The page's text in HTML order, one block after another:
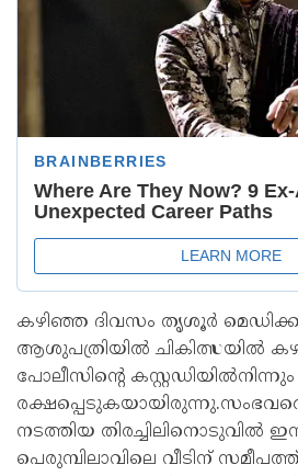
കഴിഞ്ഞ ദിവസം തൃശൂർ
ആശുപത്രിയിൽ ചികിത്സയിൽ
പോലീസിന്റെ കസ്റ്റഡിയിൽനിന്നും
നടത്തിയ തിരച്ചിലിനൊടുവിൽ
പെരുമ്പിലാവിലെ വീടിന്